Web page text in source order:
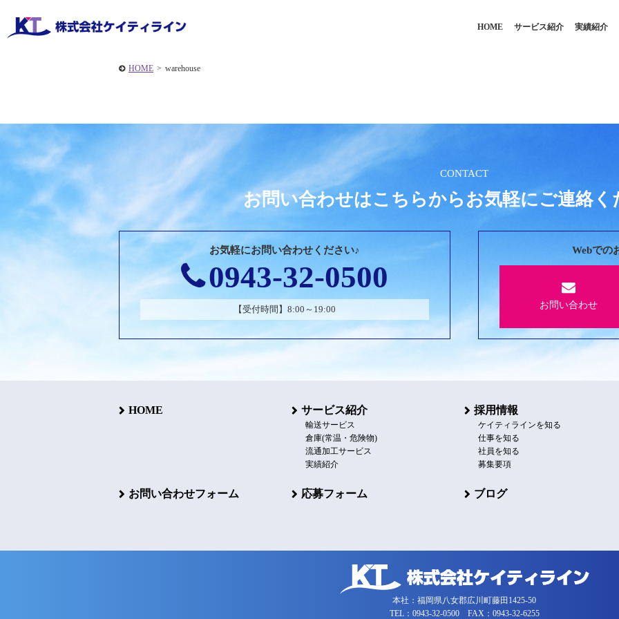
HOME サービス紹介 実績紹介
HOME > warehouse
CONTACT
お問い合わせはこちらからお気軽にご連絡く
お気軽にお問い合わせください♪
0943-32-0500
【受付時間】8:00～19:00
Webでの
お問い合わせ
HOME サービス紹介
輸送サービス
倉庫(常温・危険物)
流通加工サービス
実績紹介
採用情報
ケイティラインを知る
仕事を知る
社員を知る
募集要項
お問い合わせフォーム 応募フォーム ブログ
本社：福岡県八女郡広川町藤田1425-50
TEL：0943-32-0500 FAX：0943-32-6255